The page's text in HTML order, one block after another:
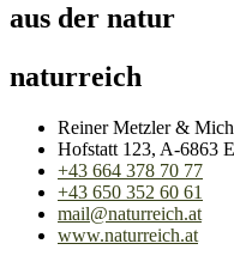
aus der natur
naturreich
Reiner Metzler &
Hofstatt 123, A-6863
+43 664 378 70 77
+43 650 352 60 61
mail@naturreich.at
www.naturreich.at